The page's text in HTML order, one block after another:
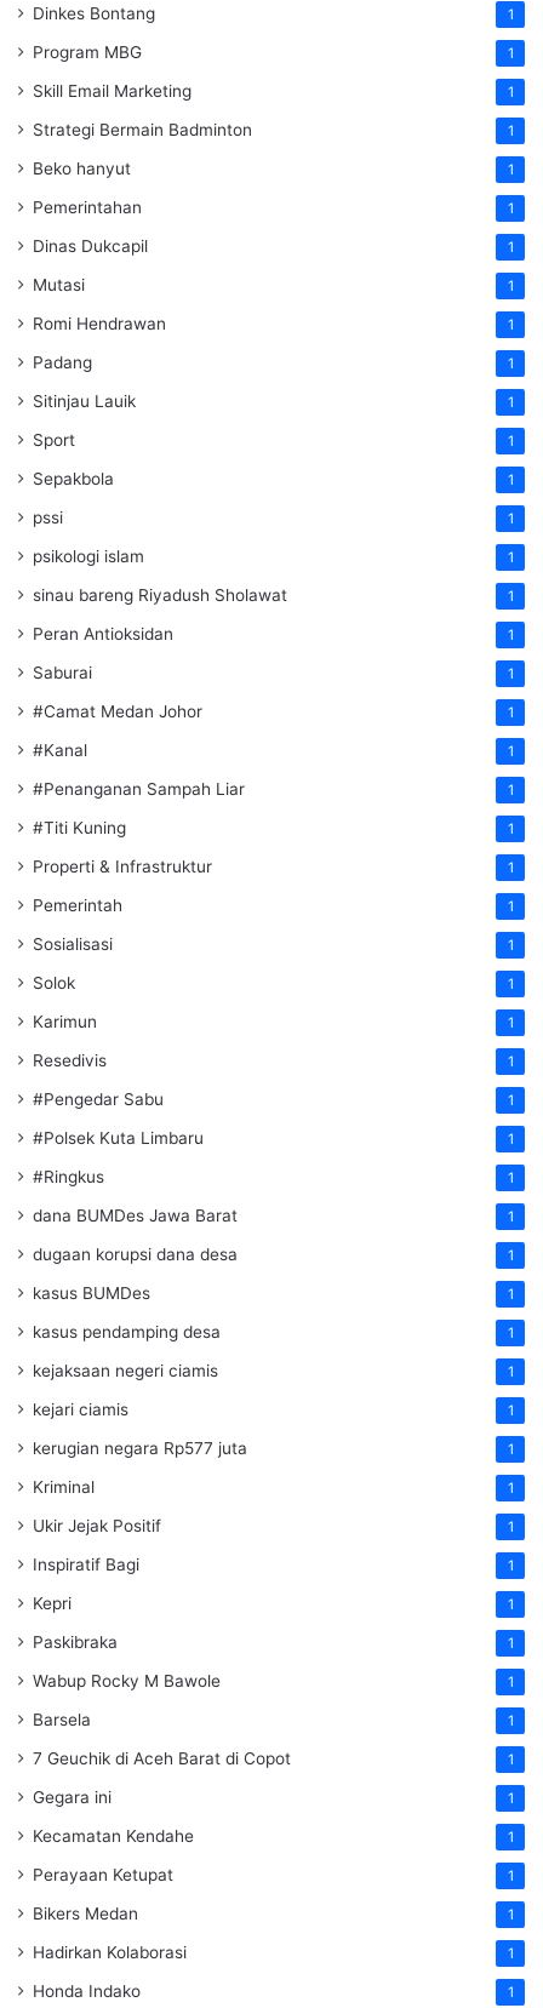
Dinkes Bontang 1
Program MBG 1
Skill Email Marketing 1
Strategi Bermain Badminton 1
Beko hanyut 1
Pemerintahan 1
Dinas Dukcapil 1
Mutasi 1
Romi Hendrawan 1
Padang 1
Sitinjau Lauik 1
Sport 1
Sepakbola 1
pssi 1
psikologi islam 1
sinau bareng Riyadush Sholawat 1
Peran Antioksidan 1
Saburai 1
#Camat Medan Johor 1
#Kanal 1
#Penanganan Sampah Liar 1
#Titi Kuning 1
Properti & Infrastruktur 1
Pemerintah 1
Sosialisasi 1
Solok 1
Karimun 1
Resedivis 1
#Pengedar Sabu 1
#Polsek Kuta Limbaru 1
#Ringkus 1
dana BUMDes Jawa Barat 1
dugaan korupsi dana desa 1
kasus BUMDes 1
kasus pendamping desa 1
kejaksaan negeri ciamis 1
kejari ciamis 1
kerugian negara Rp577 juta 1
Kriminal 1
Ukir Jejak Positif 1
Inspiratif Bagi 1
Kepri 1
Paskibraka 1
Wabup Rocky M Bawole 1
Barsela 1
7 Geuchik di Aceh Barat di Copot 1
Gegara ini 1
Kecamatan Kendahe 1
Perayaan Ketupat 1
Bikers Medan 1
Hadirkan Kolaborasi 1
Honda Indako 1